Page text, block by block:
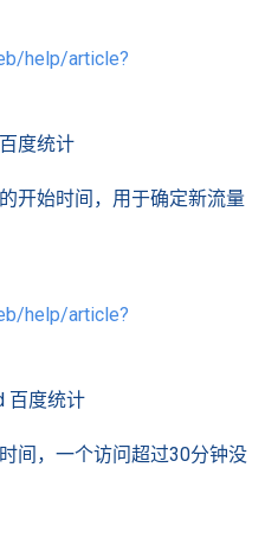
help/article?
度统计
开始时间，用于确定新流量
help/article?
百度统计
间，一个访问超过30分钟没